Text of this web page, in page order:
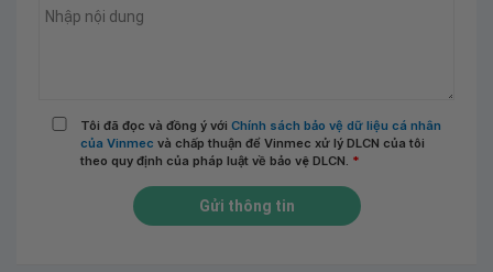
Tôi đã đọc và đồng ý với Chính sách bảo vệ dữ liệu cá nhân
của Vinmec và chấp thuận để Vinmec xử lý DLCN của tôi
theo quy định của pháp luật về bảo vệ DLCN. *
Gửi thông tin